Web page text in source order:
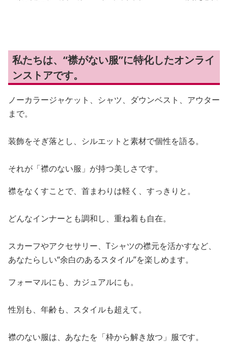
私たちは、“襟がない服”に特化したオンライ
ンストアです。
ノーカラージャケット、シャツ、ダウンベスト、アウター
まで。
装飾をそぎ落とし、シルエットと素材で個性を語る。
それが「襟のない服」が持つ美しさです。
襟をなくすことで、首まわりは軽く、すっきりと。
どんなインナーとも調和し、重ね着も自在。
スカーフやアクセサリー、Tシャツの襟元を活かすなど、
あなたらしい“余白のあるスタイル”を楽しめます。
フォーマルにも、カジュアルにも。
性別も、年齢も、スタイルも超えて。
襟のない服は、あなたを「枠から解き放つ」服です。